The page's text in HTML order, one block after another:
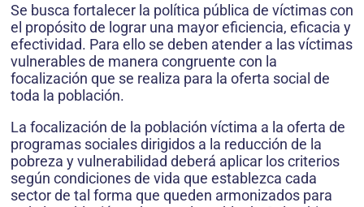
Se busca fortalecer la política pública de víctimas con
el propósito de lograr una mayor eficiencia, eficacia y
efectividad. Para ello se deben atender a las víctimas
vulnerables de manera congruente con la
focalización que se realiza para la oferta social de
toda la población.
La focalización de la población víctima a la oferta de
programas sociales dirigidos a la reducción de la
pobreza y vulnerabilidad deberá aplicar los criterios
según condiciones de vida que establezca cada
sector de tal forma que queden armonizados para